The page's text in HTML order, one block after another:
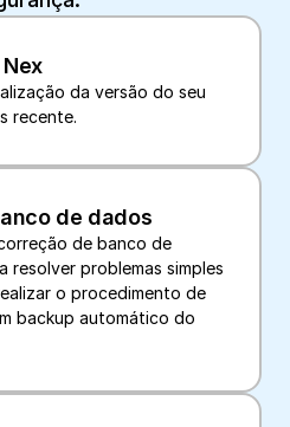
da versão do seu
recente.
de dados
de banco de
resolver problemas simples
o procedimento de
backup automático do